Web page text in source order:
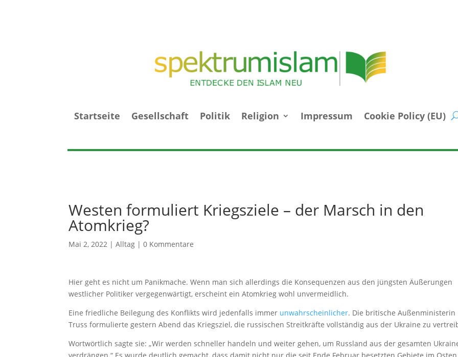
Startseite Gesellschaft Politik Religion Impressum Cookie Policy (EU)
Westen formuliert Kriegsziele – der Marsch in den
Atomkrieg?
Mai 2, 2022 |Alltag |0 Kommentare
Hier geht es nicht um Panikmache. Wenn man sich allerdings die Konsequenzen aus den jüngsten Äußerungen
westlicher Politiker vergegenwärtigt, erscheint ein Atomkrieg wohl unvermeidlich.
Eine friedliche Beilegung des Konflikts wird jedenfalls immer unwahrscheinlicher. Die britische Außenministerin
Truss formulierte gestern Abend das Kriegsziel, die russischen Streitkräfte vollständig aus der Ukraine zu
Wortwörtlich sagte sie: „Wir werden schneller handeln und weiter gehen, um Russland aus der gesamten
verdrängen.“ Es wurde deutlich gemacht, dass damit nicht nur die seit Ende Februar besetzten Gebiete im